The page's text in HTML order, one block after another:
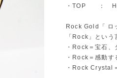
・TOP ：
Rock Gold「 ロ
「Rock」という
・Rock＝宝石、
・Rock＝感動す
・Rock Crystal